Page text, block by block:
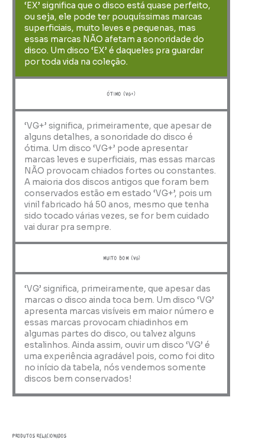
‘EX’ significa que o disco está quase perfeito,
ou seja, ele pode ter pouquíssimas marcas
superficiais, muito leves e pequenas, mas
essas marcas NÃO afetam a sonoridade do
disco. Um disco ‘EX’ é daqueles pra guardar
por toda vida na coleção.
ótimo (VG+)
‘VG+’ significa, primeiramente, que apesar de
alguns detalhes, a sonoridade do disco é
ótima. Um disco ‘VG+’ pode apresentar
marcas leves e superficiais, mas essas marcas
NÃO provocam chiados fortes ou constantes.
A maioria dos discos antigos que foram bem
conservados estão em estado ‘VG+’, pois um
vinil fabricado há 50 anos, mesmo que tenha
sido tocado várias vezes, se for bem cuidado
vai durar pra sempre.
muito bom (VG)
‘VG’ significa, primeiramente, que apesar das
marcas o disco ainda toca bem. Um disco ‘VG’
apresenta marcas visíveis em maior número e
essas marcas provocam chiadinhos em
algumas partes do disco, ou talvez alguns
estalinhos. Ainda assim, ouvir um disco ‘VG’ é
uma experiência agradável pois, como foi dito
no início da tabela, nós vendemos somente
discos bem conservados!
Produtos relacionados